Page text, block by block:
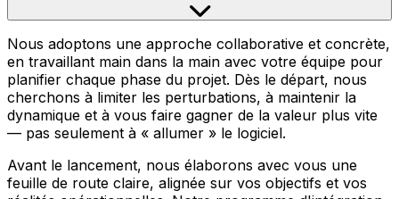
Nous adoptons une approche collaborative et concrète,
en travaillant main dans la main avec votre équipe pour
planifier chaque phase du projet. Dès le départ, nous
cherchons à limiter les perturbations, à maintenir la
dynamique et à vous faire gagner de la valeur plus vite
— pas seulement à « allumer » le logiciel.
Avant le lancement, nous élaborons avec vous une
feuille de route claire, alignée sur vos objectifs et vos